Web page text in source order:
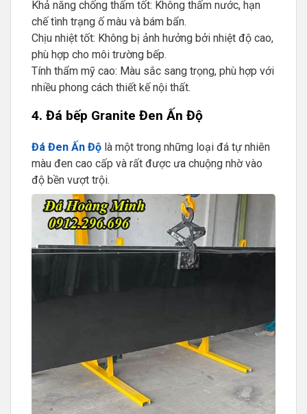
Khả năng chống thấm tốt: Không thấm nước, hạn
chế tình trạng ố màu và bám bẩn.
Chịu nhiệt tốt: Không bị ảnh hưởng bởi nhiệt độ cao,
phù hợp cho môi trường bếp.
Tính thẩm mỹ cao: Màu sắc sang trọng, phù hợp với
nhiều phong cách thiết kế nội thất.
4. Đá bếp Granite Đen Ấn Độ
Đá Đen Ấn Độ là một trong những loại đá tự nhiên
màu đen cao cấp và rất được ưa chuộng nhờ vào
độ bền vượt trội.